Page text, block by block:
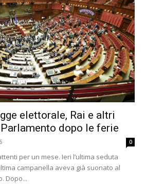
elettorale, Rai e altri
dopo le ferie
0
per un mese. Ieri l’ultima seduta
campanella aveva già suonato al
Dopo...